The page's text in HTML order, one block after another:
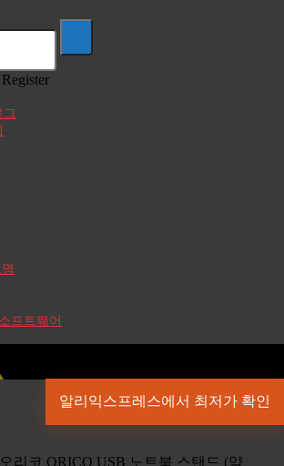
그
프트웨어
알리익스프레스에서 최저가 확인
오리코 ORICO USB 노트북 스탠드 (약